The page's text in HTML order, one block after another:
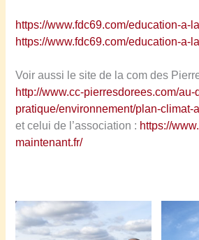
https://www.fdc69.com/education-a-
https://www.fdc69.com/education-a-
Voir aussi le site de la com des
http://www.cc-pierresdorees.com/
pratique/environnement/plan-climat-
et celui de l’association : https://
maintenant.fr/